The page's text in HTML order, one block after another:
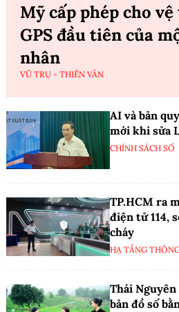
Mỹ cấp phép cho
GPS đầu tiên của
nhân
VŨ TRỤ - THIÊN VĂN
AI và bản
mới khi sửa
CHÍNH SÁCH SỐ
TP.HCM ra
điện tử 114,
cháy
HẠ TẦNG
Thái Nguyên
bản đồ số